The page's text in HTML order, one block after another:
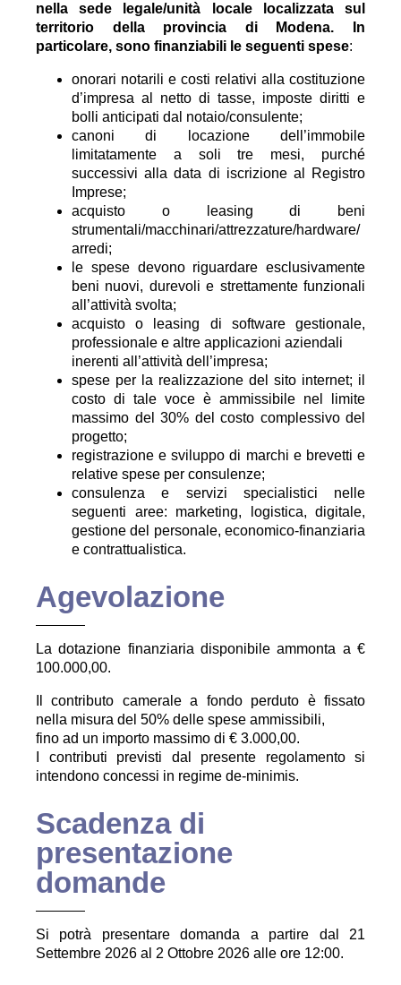
nella sede legale/unità
locale localizzata sul
territorio della provincia di Modena. In
particolare, sono finanziabili le seguenti spese:
onorari notarili e costi relativi alla costituzione
d’impresa al netto di tasse, imposte diritti e
bolli anticipati dal notaio/consulente;
canoni di locazione dell’immobile
limitatamente a soli tre mesi, purché
successivi alla data di iscrizione al Registro
Imprese;
acquisto o leasing di beni
strumentali/macchinari/attrezzature/hardware/
arredi;
le spese devono riguardare esclusivamente
beni nuovi, durevoli e strettamente funzionali
all’attività svolta;
acquisto o leasing di software gestionale,
professionale e altre applicazioni aziendali
inerenti all’attività dell’impresa;
spese per la realizzazione del sito internet; il
costo di tale voce è ammissibile nel limite
massimo del 30% del costo complessivo del
progetto;
registrazione e sviluppo di marchi e brevetti e
relative spese per consulenze;
consulenza e servizi specialistici nelle
seguenti aree: marketing, logistica, digitale,
gestione del personale, economico-finanziaria
e contrattualistica.
Agevolazione
La dotazione finanziaria disponibile ammonta a €
100.000,00.
Il contributo camerale a fondo perduto è fissato
nella misura del 50% delle spese ammissibili,
fino ad un importo massimo di € 3.000,00.
I contributi previsti dal presente regolamento si
intendono concessi in regime de-minimis.
Scadenza di
presentazione
domande
Si potrà presentare domanda a partire dal 21
Settembre 2026 al 2 Ottobre 2026 alle ore 12:00.